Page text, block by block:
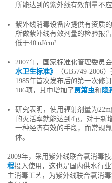
所能达到的紫外线有效剂量不应
紫外线消毒设备应提供有资质
所做紫外线有效剂量的检验报
低于40mJ/cm².
2007年，国家标准化管理委员
水卫生标准》
（GB5749-2006
1985年首次发布后的第一次修
106项，其中增加了 贾第虫和 隐
研究表明，使用辐射剂量为
的灭活率就能达到4lg。对于新
一种经济有效的手段，而常规
体。
2009年，采用紫外线联合氯消毒
程投入使用，这也是国内供水行
主消毒工艺，为紫外线联合氯消